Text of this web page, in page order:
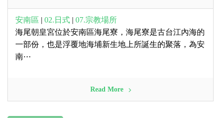
安南區 | 02.日式 | 07.宗教場所
海尾朝皇宮位於安南區海尾寮，海尾寮是古台江內海的
一部份，也是浮覆地海埔新生地上所誕生的聚落，為安
南⋯
Read More